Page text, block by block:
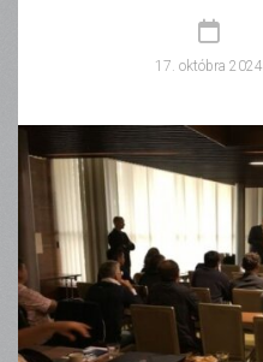
17. októbra 2024